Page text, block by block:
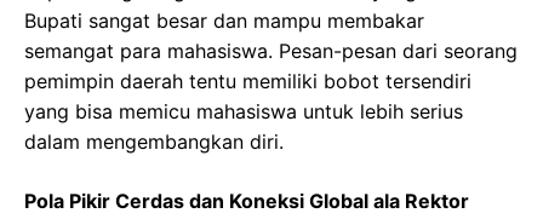
Bupati sangat besar dan mampu membakar
semangat para mahasiswa. Pesan-pesan dari seorang
pemimpin daerah tentu memiliki bobot tersendiri
yang bisa memicu mahasiswa untuk lebih serius
dalam mengembangkan diri.
Pola Pikir Cerdas dan Koneksi Global ala Rektor